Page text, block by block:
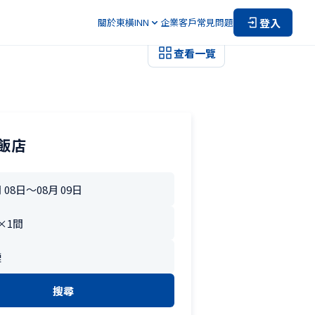
關於東橫INN 企業客戶常見問題 登入
查看一覽
店
搜尋